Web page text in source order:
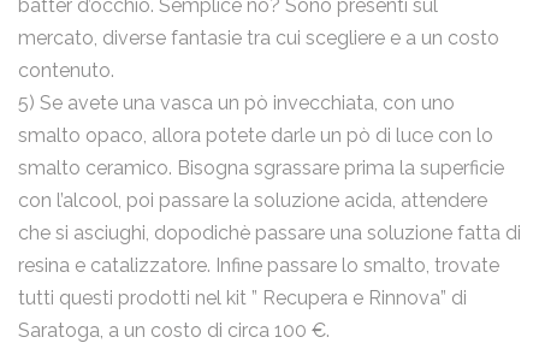
batter d’occhio. Semplice no? Sono presenti sul
mercato, diverse fantasie tra cui scegliere e a un costo
contenuto.
5) Se avete una vasca un pò invecchiata, con uno
smalto opaco, allora potete darle un pò di luce con lo
smalto ceramico. Bisogna sgrassare prima la superficie
con l’alcool, poi passare la soluzione acida, attendere
che si asciughi, dopodichè passare una soluzione fatta di
resina e catalizzatore. Infine passare lo smalto, trovate
tutti questi prodotti nel kit ” Recupera e Rinnova” di
Saratoga, a un costo di circa 100 €.
Messaggio
Ho letto laPrivacy Policye acconsento al trattamento dei
miei dati personali.